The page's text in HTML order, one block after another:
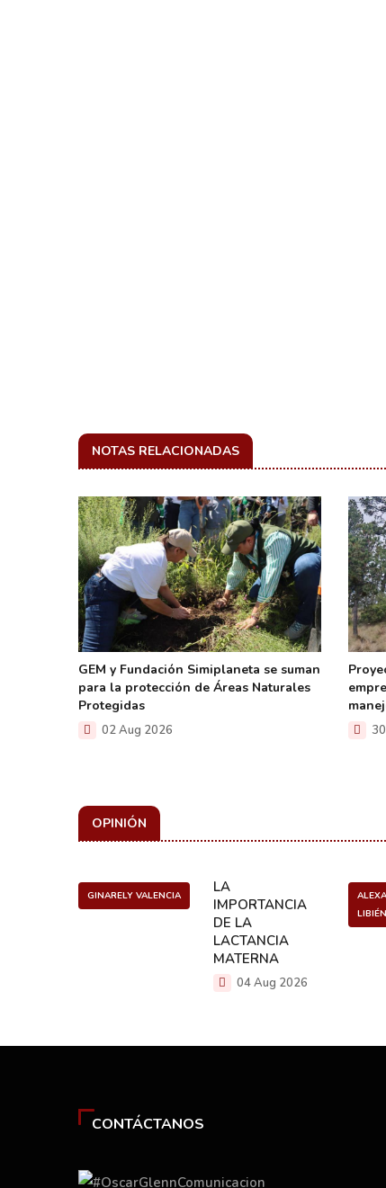
NOTAS RELACIONADAS
GEM y Fundación Simiplaneta se suman
para la protección de Áreas Naturales
Protegidas
02 Aug 2026
OPINIÓN
GINARELY VALENCIA
LA
IMPORTANCIA
DE LA
LACTANCIA
MATERNA
04 Aug 2026
LIBIÉN
CONTÁCTANOS